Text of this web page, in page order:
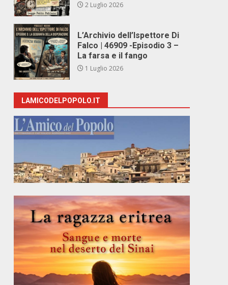
2 Luglio 2026
L’Archivio dell’Ispettore Di
Falco | 46909 -Episodio 3 –
La farsa e il fango
1 Luglio 2026
LAMICODELPOPOLO.IT